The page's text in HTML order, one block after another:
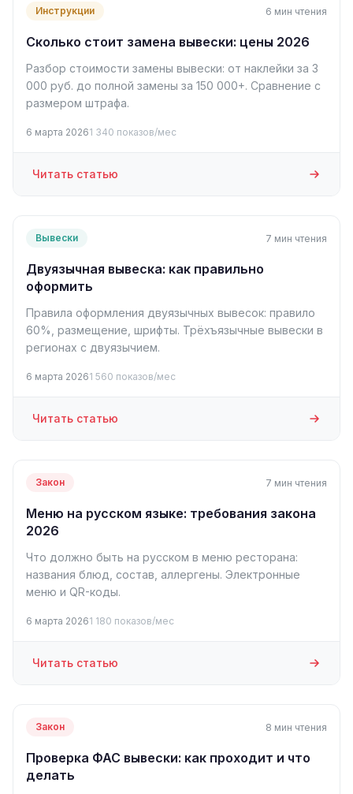
Инструкции 6 мин чтения
Сколько стоит замена вывески: цены 2026
Разбор стоимости замены вывески: от наклейки за 3
000 руб. до полной замены за 150 000+. Сравнение с
размером штрафа.
6 марта 20261 340 показов/мес
Читать статью
Вывески 7 мин чтения
Двуязычная вывеска: как правильно
оформить
Правила оформления двуязычных вывесок: правило
60%, размещение, шрифты. Трёхъязычные вывески в
регионах с двуязычием.
6 марта 20261 560 показов/мес
Читать статью
Закон 7 мин чтения
Меню на русском языке: требования закона
2026
Что должно быть на русском в меню ресторана:
названия блюд, состав, аллергены. Электронные
меню и QR-коды.
6 марта 20261 180 показов/мес
Читать статью
Закон 8 мин чтения
Проверка ФАС вывески: как проходит и что
делать